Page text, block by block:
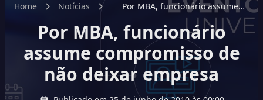
Home Notícias
Por MBA, funcionário assume
compromisso de não deixar
empresa
Por MBA, funcionário
assume compromisso de
não deixar empresa